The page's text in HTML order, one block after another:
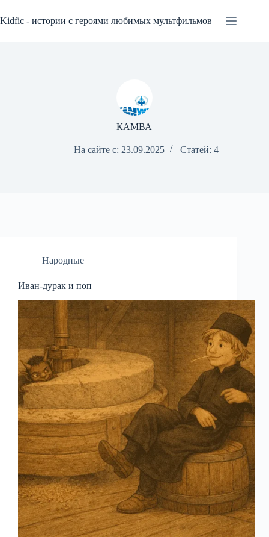
к
сути
Kidfic - истории с героями любимых мультфильмов
КАМВА
На сайте с: 23.09.2025 Статей: 4
Народные
Иван-дурак и поп